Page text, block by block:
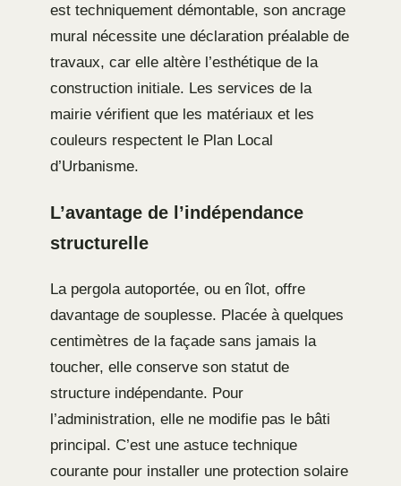
est techniquement démontable, son ancrage
mural nécessite une déclaration préalable de
travaux, car elle altère l’esthétique de la
construction initiale. Les services de la
mairie vérifient que les matériaux et les
couleurs respectent le Plan Local
d’Urbanisme.
L’avantage de l’indépendance
structurelle
La pergola autoportée, ou en îlot, offre
davantage de souplesse. Placée à quelques
centimètres de la façade sans jamais la
toucher, elle conserve son statut de
structure indépendante. Pour
l’administration, elle ne modifie pas le bâti
principal. C’est une astuce technique
courante pour installer une protection solaire